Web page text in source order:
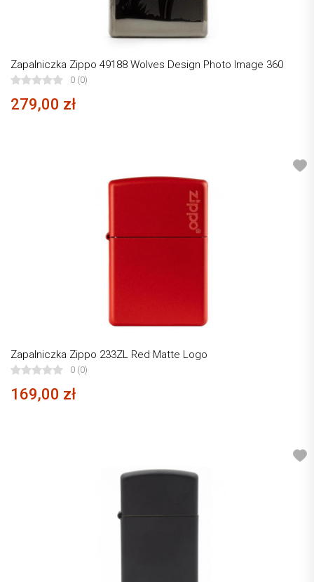
Zapalniczka Zippo 49188 Wolves Design Photo Image 360
0 (0)
279,00 zł
Zapalniczka Zippo 233ZL Red Matte Logo
0 (0)
169,00 zł